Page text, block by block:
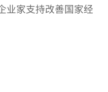
业家支持改善国家经